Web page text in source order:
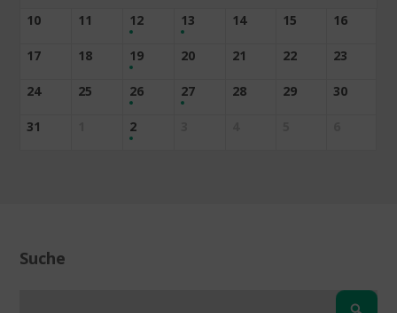
10 11 12 13 14 15 16
17 18 19 20 21 22 23
24 25 26 27 28 29 30
31 2
Suche